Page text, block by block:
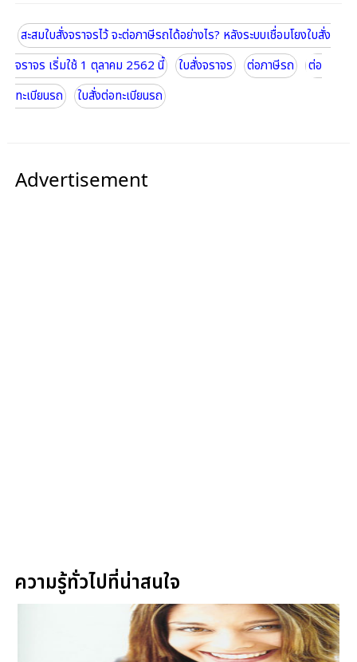
สะสมใบสั่งจราจรไว้ จะต่อภาษีรถได้อย่างไร? หลังระบบเชื่อมโยงใบสั่ง
จราจร เริ่มใช้ 1 ตุลาคม 2562 นี้
ใบสั่งจราจร ต่อภาษีรถ
ต่อ
ทะเบียนรถ
ใบสั่งต่อทะเบียนรถ
Advertisement
ความรู้ทั่วไปที่น่าสนใจ